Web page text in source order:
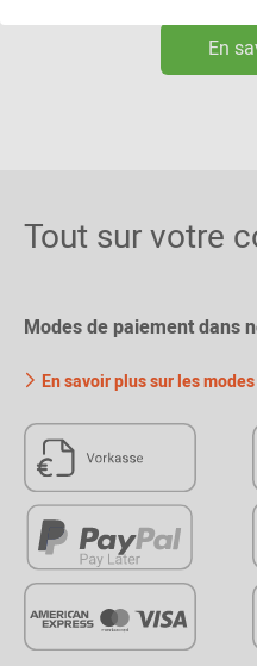
En
Tout sur votre
Modes de paiement dans
En savoir plus sur les